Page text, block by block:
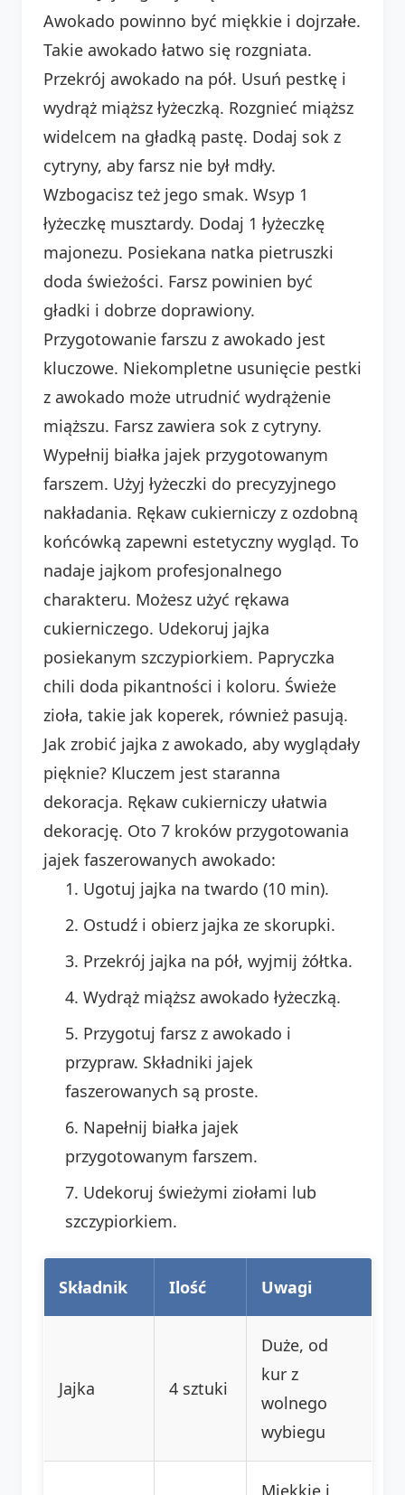
Awokado powinno być miękkie i dojrzałe.
Takie awokado łatwo się rozgniata.
Przekrój awokado na pół. Usuń pestkę i
wydrąż miąższ łyżeczką. Rozgnieć miąższ
widelcem na gładką pastę. Dodaj sok z
cytryny, aby farsz nie był mdły.
Wzbogacisz też jego smak. Wsyp 1
łyżeczkę musztardy. Dodaj 1 łyżeczkę
majonezu. Posiekana natka pietruszki
doda świeżości. Farsz powinien być
gładki i dobrze doprawiony.
Przygotowanie farszu z awokado jest
kluczowe. Niekompletne usunięcie pestki
z awokado może utrudnić wydrążenie
miąższu. Farsz zawiera sok z cytryny.
Wypełnij białka jajek przygotowanym
farszem. Użyj łyżeczki do precyzyjnego
nakładania. Rękaw cukierniczy z ozdobną
końcówką zapewni estetyczny wygląd. To
nadaje jajkom profesjonalnego
charakteru. Możesz użyć rękawa
cukierniczego. Udekoruj jajka
posiekanym szczypiorkiem. Papryczka
chili doda pikantności i koloru. Świeże
zioła, takie jak koperek, również pasują.
Jak zrobić jajka z awokado, aby wyglądały
pięknie? Kluczem jest staranna
dekoracja. Rękaw cukierniczy ułatwia
dekorację. Oto 7 kroków przygotowania
jajek faszerowanych awokado:
Ugotuj jajka na twardo (10 min).
Ostudź i obierz jajka ze skorupki.
Przekrój jajka na pół, wyjmij żółtka.
Wydrąż miąższ awokado łyżeczką.
Przygotuj farsz z awokado i
przypraw. Składniki jajek
faszerowanych są proste.
Napełnij białka jajek
przygotowanym farszem.
Udekoruj świeżymi ziołami lub
szczypiorkiem.
Składnik Ilość Uwagi
Jajka 4 sztuki
Duże, od
kur z
wolnego
wybiegu
Miękkie i